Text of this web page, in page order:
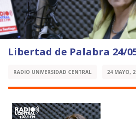
Libertad de Palabra 24/
RADIO UNIVERSIDAD CENTRAL 24 MAYO,